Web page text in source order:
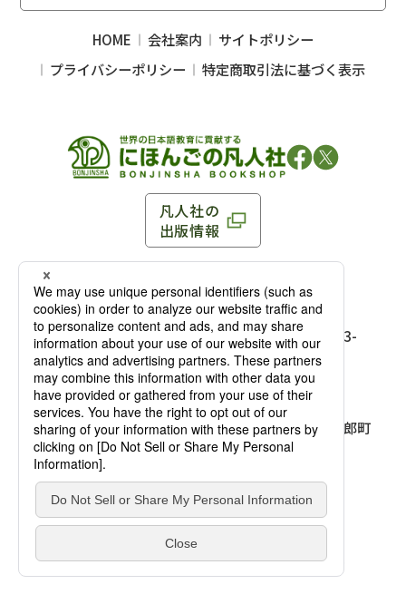
凡人社の本を見る
凡人社が出版した本を見る
凡人社の
出版情報
〒102-0093 東京都千代田区平河町 1-3-13 8F
TEL：03-3263-3959／FAX：03-3263-3116
麹町店
〒102-0093 東京都千代田区平河町1-3-
13 8F［アクセス］
TEL：03-3239-8673／FAX：03-3263-
3116
大阪店
〒541-0056 大阪府大阪市中央区久太郎町
4-2-10
大西ビルディング 1階［
TEL：06-4256-2684／FAX：03-6733-
7887
HOME 会社案内
サイトポリシー
プライバシーポリシー
特定商取引法に基づく表示
© Bonjinsha Co., LTD. All Rights Reserved.